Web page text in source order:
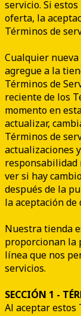
servicio. Si
oferta, la
Términos de
Cualquier
agregue a la
Términos de
reciente de los
momento en
actualizar,
Términos de
actualizaciones
responsabilidad
ver si hay
después de la
la aceptación de
Nuestra tienda
proporcionan la
línea que nos
servicios.
SECCIÓN 1 -
Al aceptar estos